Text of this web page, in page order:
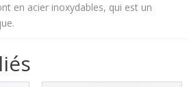
en acier inoxydables, qui est un